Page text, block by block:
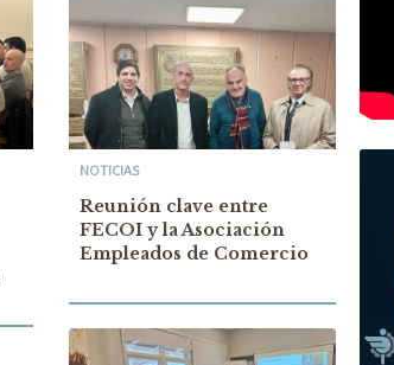
NOTICIAS
Reunión clave entre
FECOI y la Asociación
Empleados de Comercio